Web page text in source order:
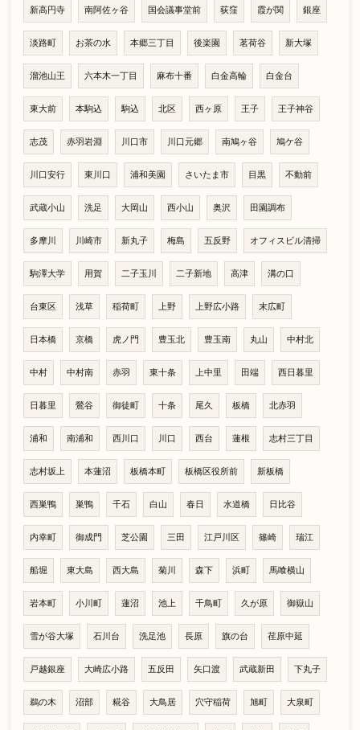
新高円寺 南阿佐ヶ谷 国会議事堂前 荻窪 霞が関 銀座
淡路町 お茶の水 本郷三丁目 後楽園 茗荷谷 新大塚
溜池山王 六本木一丁目 麻布十番 白金高輪 白金台
東大前 本駒込 駒込 北区 西ヶ原 王子 王子神谷
志茂 赤羽岩淵 川口市 川口元郷 南鳩ヶ谷 鳩ケ谷
川口安行 東川口 浦和美園 さいたま市 目黒 不動前
武蔵小山 洗足 大岡山 西小山 奥沢 田園調布
多摩川 川崎市 新丸子 梅島 五反野 オフィスビル清掃
駒澤大学 用賀 二子玉川 二子新地 高津 溝の口
台東区 浅草 稲荷町 上野 上野広小路 末広町
日本橋 京橋 虎ノ門 豊玉北 豊玉南 丸山 中村北
中村 中村南 赤羽 東十条 上中里 田端 西日暮里
日暮里 鶯谷 御徒町 十条 尾久 板橋 北赤羽
浦和 南浦和 西川口 川口 西台 蓮根 志村三丁目
志村坂上 本蓮沼 板橋本町 板橋区役所前 新板橋
西巣鴨 巣鴨 千石 白山 春日 水道橋 日比谷
内幸町 御成門 芝公園 三田 江戸川区 篠崎 瑞江
船堀 東大島 西大島 菊川 森下 浜町 馬喰横山
岩本町 小川町 蓮沼 池上 千鳥町 久が原 御嶽山
雪が谷大塚 石川台 洗足池 長原 旗の台 荏原中延
戸越銀座 大崎広小路 五反田 矢口渡 武蔵新田 下丸子
鵜の木 沼部 糀谷 大鳥居 穴守稲荷 旭町 大泉町